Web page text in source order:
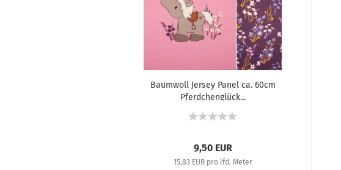
Baumwoll Jersey Panel ca. 60cm
Pferdchenglück...
9,50 EUR
15,83 EUR pro lfd. Meter